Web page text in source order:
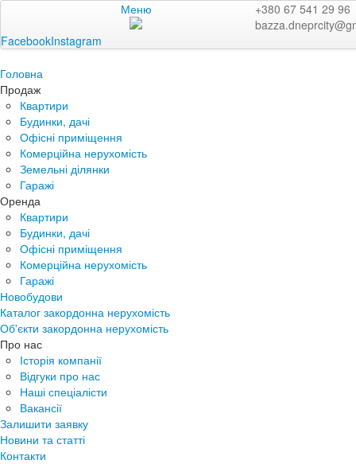
Меню
+380 67 541 29 96
FacebookInstagram
Головна
Продаж
Квартири
Будинки, дачі
Офісні приміщення
Комерційна нерухомість
Земельні ділянки
Гаражі
Оренда
Квартири
Будинки, дачі
Офісні приміщення
Комерційна нерухомість
Гаражі
Новобудови
Каталог закордонна нерухомість
Об'єкти закордонна нерухомість
Про нас
Історія компанії
Відгуки про нас
Наші спеціалісти
Вакансії
Залишити заявку
Новини та статті
Контакти